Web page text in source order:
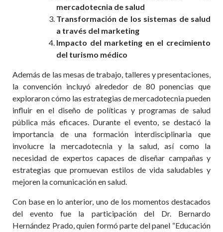
mercadotecnia de salud
Transformación de los sistemas de salud
a través del marketing
Impacto del marketing en el crecimiento
del turismo médico
Además de las mesas de trabajo, talleres y presentaciones,
la convención incluyó alrededor de 80 ponencias que
exploraron cómo las estrategias de mercadotecnia pueden
influir en el diseño de políticas y programas de salud
pública más eficaces. Durante el evento, se destacó la
importancia de una formación interdisciplinaria que
involucre la mercadotecnia y la salud, así como la
necesidad de expertos capaces de diseñar campañas y
estrategias que promuevan estilos de vida saludables y
mejoren la comunicación en salud.
Con base en lo anterior, uno de los momentos destacados
del evento fue la participación del Dr. Bernardo
Hernández Prado, quien formó parte del panel “Educación